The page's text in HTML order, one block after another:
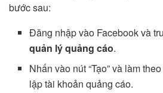
bước sau:
Đăng nhập vào Facebook và
quản lý quảng cáo.
Nhấn vào nút “Tạo” và làm
lập tài khoản quảng cáo.